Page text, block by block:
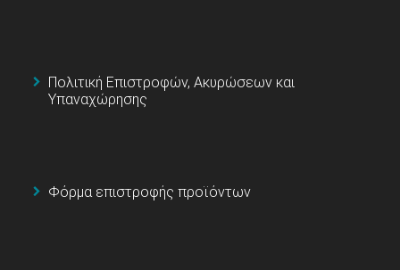
Πολιτική Επιστροφών, Ακυρώσεων και
Υπαναχώρησης
Φόρμα επιστροφής προϊόντων